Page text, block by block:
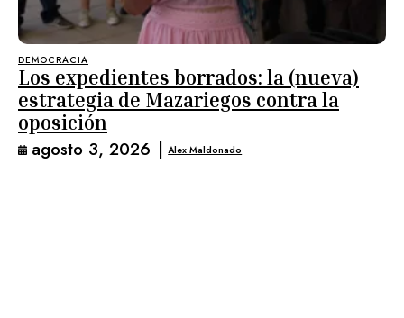
DEMOCRACIA
Los expedientes borrados: la (nueva)
estrategia de Mazariegos contra la
oposición
agosto 3, 2026 | Alex Maldonado